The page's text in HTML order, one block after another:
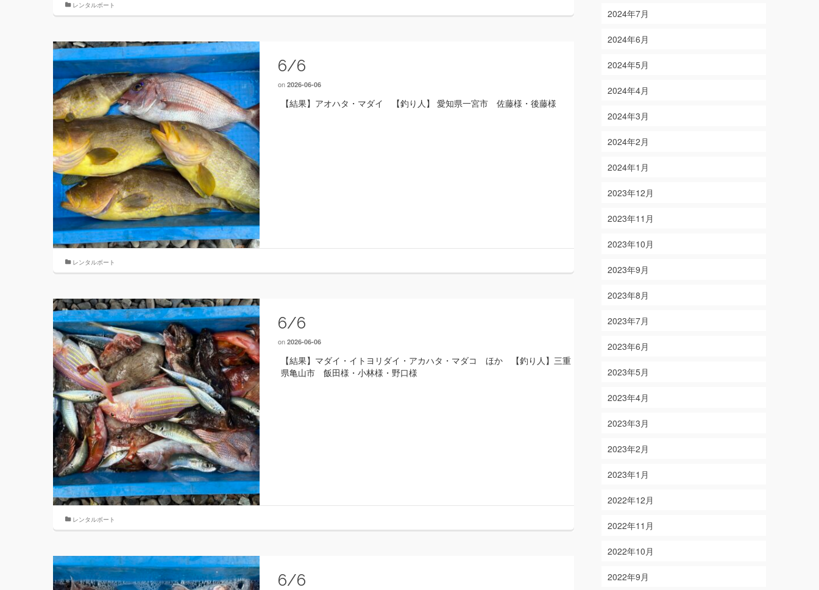
レンタルボート
6/6
on 2026-06-06
【結果】アオハタ・マダイ 【釣り人】 愛知県一宮市 佐藤様・後藤様
レンタルボート
6/6
on 2026-06-06
【結果】マダイ・イトヨリダイ・アカハタ・マダコ ほか 【釣り人】三重
県亀山市 飯田様・小林様・野口様
レンタルボート
6/6
2024年7月
2024年6月
2024年5月
2024年4月
2024年3月
2024年2月
2024年1月
2023年12月
2023年11月
2023年10月
2023年9月
2023年8月
2023年7月
2023年6月
2023年5月
2023年4月
2023年3月
2023年2月
2023年1月
2022年12月
2022年11月
2022年10月
2022年9月